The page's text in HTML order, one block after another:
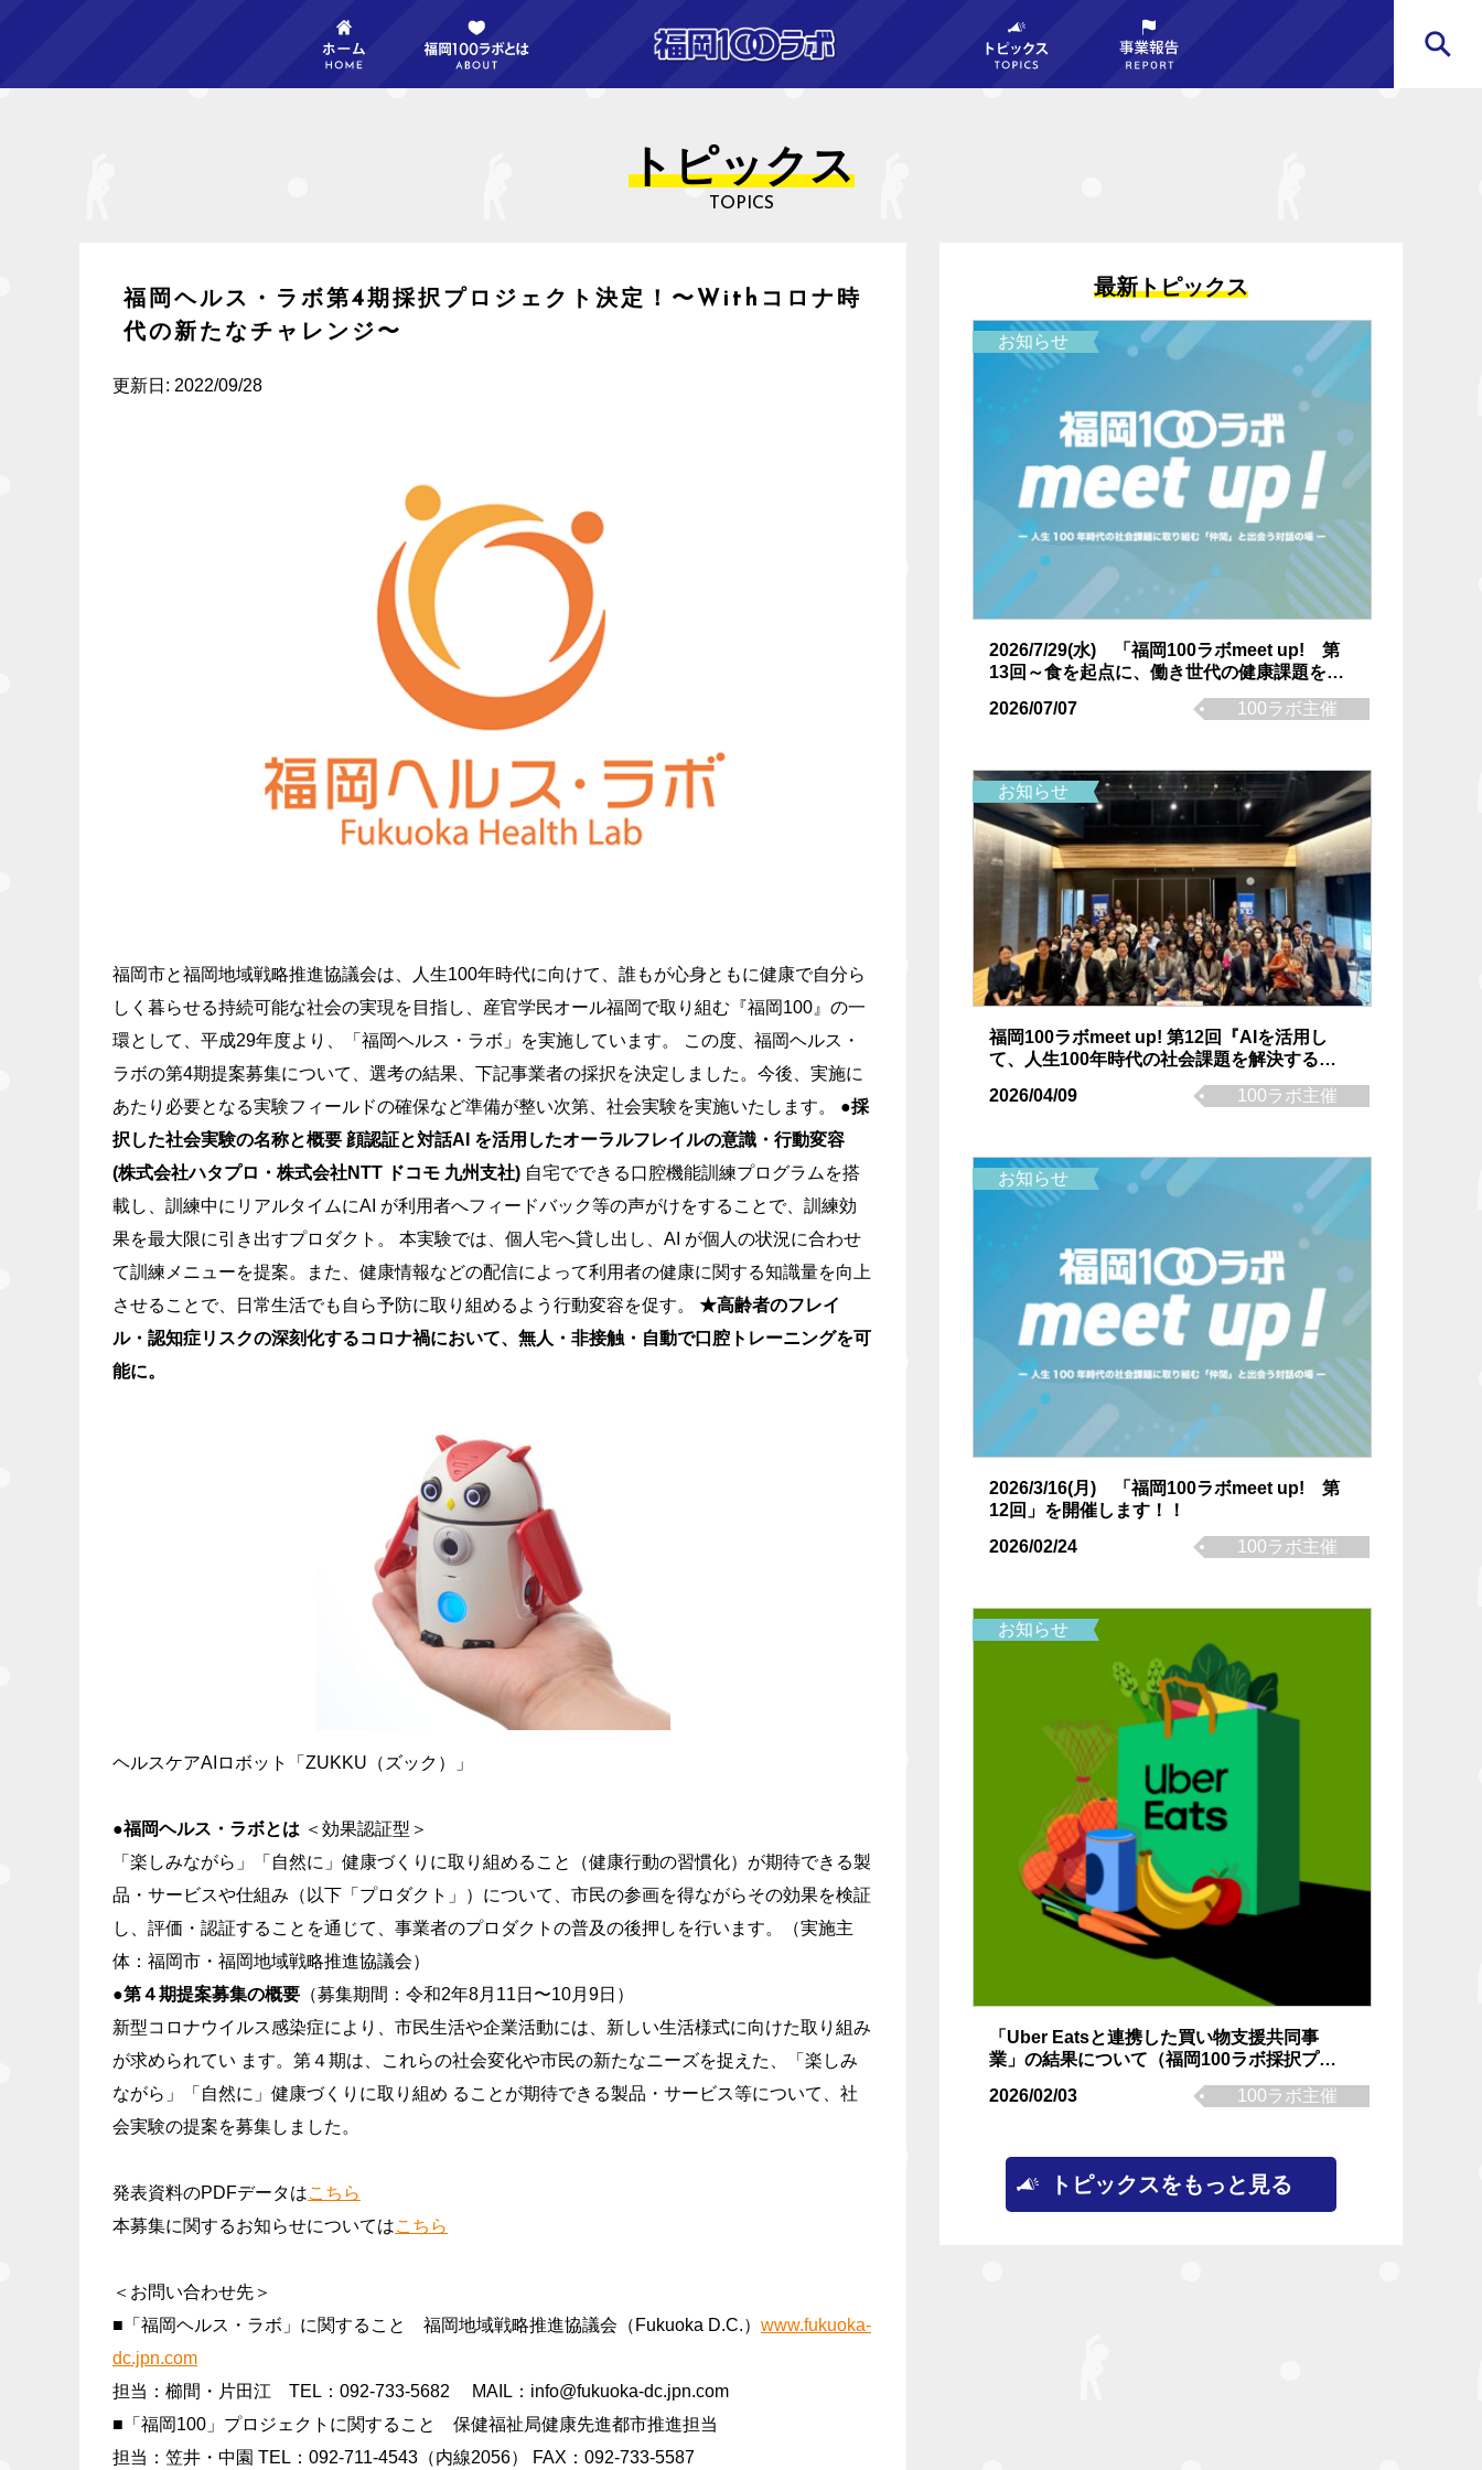
トピックス
TOPICS
福岡ヘルス・ラボ第4期採択プロジェクト決定！〜Withコロナ時
代の新たなチャレンジ〜
更新日: 2022/09/28
福岡市と福岡地域戦略推進協議会は、⼈⽣100年時代に向けて、誰もが⼼⾝ともに健康で⾃分ら
しく暮らせる持続可能な社会の実現を⽬指し、産官学⺠オール福岡で取り組む『福岡100』の⼀
環として、平成29年度より、「福岡ヘルス・ラボ」を実施しています。
この度、福岡ヘルス・
ラボの第4期提案募集について、選考の結果、下記事業者の採択を決定しました。今後、実施に
あたり必要となる実験フィールドの確保など準備が整い次第、社会実験を実施いたします。 ●採
択した社会実験の名称と概要 顔認証と対話AI を活⽤したオーラルフレイルの意識・⾏動変容
(株式会社ハタプロ・株式会社NTT ドコモ 九州⽀社) ⾃宅でできる⼝腔機能訓練プログラムを搭
載し、訓練中にリアルタイムにAI が利⽤者へフィードバック等の声がけをすることで、訓練効
果を最⼤限に引き出すプロダクト。 本実験では、個⼈宅へ貸し出し、AI が個⼈の状況に合わせ
て訓練メニューを提案。また、健康情報などの配信によって利⽤者の健康に関する知識量を向上
させることで、⽇常⽣活でも⾃ら予防に取り組めるよう⾏動変容を促す。 ★⾼齢者のフレイ
ル・認知症リスクの深刻化するコロナ禍において、無⼈・⾮接触・⾃動で⼝腔トレーニングを可
能に。
ヘルスケアAIロボット「ZUKKU（ズック）」
●福岡ヘルス・ラボとは ＜効果認証型＞
「楽しみながら」「⾃然に」健康づくりに取り組めること（健康⾏動の習慣化）が期待できる製
品・サービスや仕組み（以下「プロダクト」）について、市⺠の参画を得ながらその効果を検証
し、評価・認証することを通じて、事業者のプロダクトの普及の後押しを⾏います。（実施主
体：福岡市・福岡地域戦略推進協議会）
●第４期提案募集の概要 （募集期間：令和2年8⽉11⽇〜10⽉9⽇）
新型コロナウイルス感染症により、市⺠⽣活や企業活動には、新しい⽣活様式に向けた取り組み
が求められてい ます。第４期は、これらの社会変化や市⺠の新たなニーズを捉えた、「楽しみ
ながら」「⾃然に」健康づくりに取り組め ることが期待できる製品・サービス等について、社
会実験の提案を募集しました。
発表資料のPDFデータはこちら
本募集に関するお知らせについてはこちら
＜お問い合わせ先＞
■「福岡ヘルス・ラボ」に関すること 福岡地域戦略推進協議会（Fukuoka D.C.） www.fukuoka-
dc.jpn.com
担当：櫛間・片田江 TEL：092-733-5682 MAIL：info@fukuoka-dc.jpn.com
■「福岡100」プロジェクトに関すること 保健福祉局健康先進都市推進担当
担当：笠井・中園 TEL：092-711-4543（内線2056） FAX：092-733-5587
最新トピックス
お知らせ
2026/7/29(水) 「福岡100ラボmeet up! 第
13回～食を起点に、働き世代の健康課題を解
決する仲間を探そう！！ ～」を開催しま
す！！
2026/07/07 100ラボ主催
お知らせ
福岡100ラボmeet up! 第12回『AIを活用し
て、人生100年時代の社会課題を解決する仲
間を探そう！！』イベントレポート
2026/04/09 100ラボ主催
お知らせ
2026/3/16(月) 「福岡100ラボmeet up! 第
12回」を開催します！！
2026/02/24
100ラボ主催
お知らせ
「Uber Eatsと連携した買い物支援共同事
業」の結果について（福岡100ラボ採択プロ
2026/02/03 100ラボ主催
トピックスをもっと見る